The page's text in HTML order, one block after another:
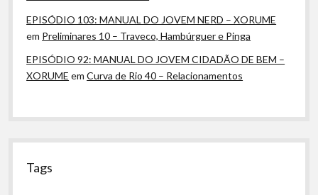
EPISÓDIO 103: MANUAL DO JOVEM NERD – XORUME
em Preliminares 10 – Traveco, Hambúrguer e Pinga
EPISÓDIO 92: MANUAL DO JOVEM CIDADÃO DE BEM –
XORUME emCurva de Rio 40 – Relacionamentos
Tags